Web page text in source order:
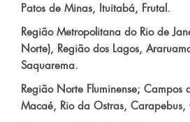
Patos de Minas, Ituitabá, Frutal.
Região Metropolitana do Rio de
Norte), Região dos Lagos,
Saquarema.
Região Norte Fluminense; Campos
Macaé, Rio da Ostras, Carapebus,